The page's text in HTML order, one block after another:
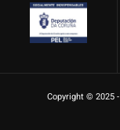
Copyright © 2025